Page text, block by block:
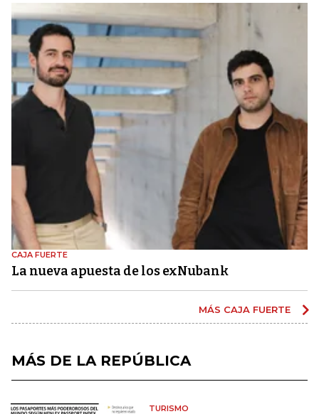
CAJA FUERTE
La nueva apuesta de los exNubank
MÁS CAJA FUERTE
MÁS DE LA REPÚBLICA
TURISMO